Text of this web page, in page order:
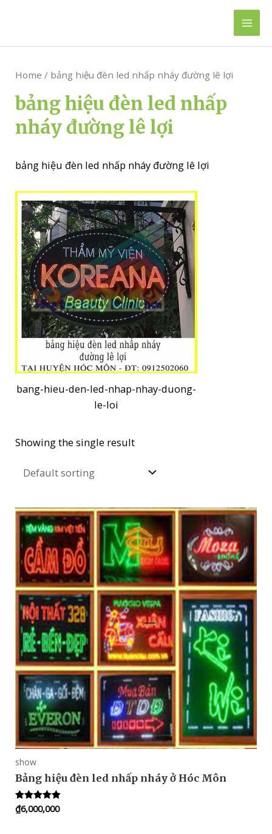
Main
Home / bảng hiệu đèn led nhấp nháy đường lê lợi
bảng hiệu đèn led nhấp
nháy đường lê lợi
bảng hiệu đèn led nhấp nháy đường lê lợi
bang-hieu-den-led-nhap-nhay-duong-
le-loi
Showing the single result
show
Bảng hiệu đèn led nhấp nháy ở Hóc Môn
Rated
5.00
₫6,000,000